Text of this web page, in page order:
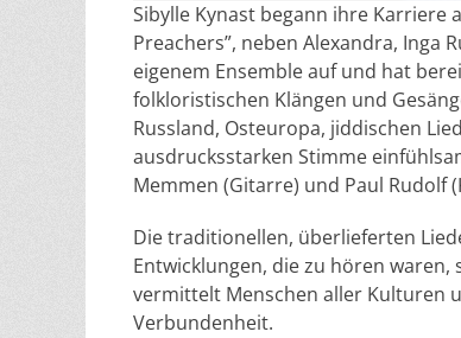
Sibylle Kynast begann ihre Karriere
Preachers”, neben Alexandra, Inga
eigenem Ensemble auf und hat
folkloristischen Klängen und
Russland, Osteuropa, jiddischen
ausdrucksstarken Stimme
Memmen (Gitarre) und Paul Rudolf
Die traditionellen, überlieferten
Entwicklungen, die zu hören
vermittelt Menschen aller Kulturen
Verbundenheit.